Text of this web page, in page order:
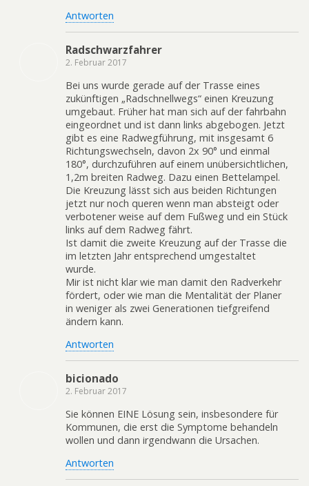
Antworten
Radschwarzfahrer
2. Februar 2017
Bei uns wurde gerade auf der Trasse eines
zukünftigen „Radschnellwegs“ einen Kreuzung
umgebaut. Früher hat man sich auf der fahrbahn
eingeordnet und ist dann links abgebogen. Jetzt
gibt es eine Radwegführung, mit insgesamt 6
Richtungswechseln, davon 2x 90° und einmal
180°, durchzuführen auf einem unübersichtlichen,
1,2m breiten Radweg. Dazu einen Bettelampel.
Die Kreuzung lässt sich aus beiden Richtungen
jetzt nur noch queren wenn man absteigt oder
verbotener weise auf dem Fußweg und ein Stück
links auf dem Radweg fährt.
Ist damit die zweite Kreuzung auf der Trasse die
im letzten Jahr entsprechend umgestaltet
wurde.
Mir ist nicht klar wie man damit den Radverkehr
fördert, oder wie man die Mentalität der Planer
in weniger als zwei Generationen tiefgreifend
ändern kann.
Antworten
bicionado
2. Februar 2017
Sie können EINE Lösung sein, insbesondere für
Kommunen, die erst die Symptome behandeln
wollen und dann irgendwann die Ursachen.
Antworten